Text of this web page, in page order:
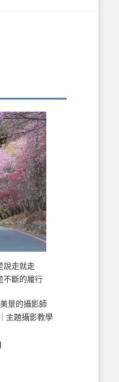
說走就走
不斷的履行
景的攝影師
主題攝影教學